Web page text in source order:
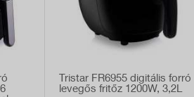
Tristar FR6955 digitális forró
levegős fritőz 1200W, 3,2L